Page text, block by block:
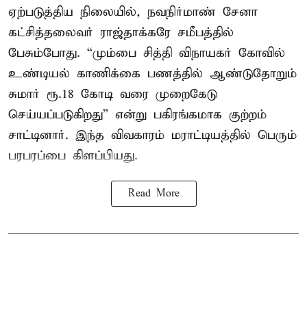
ஏற்படுத்திய நிலையில், நவநிர்மாண் சேனா
கட்சித்தலைவர் ராஜ்தாக்கரே சமீபத்தில்
பேசும்போது. “மும்பை சித்தி விநாயகர் கோவில்
உண்டியல் காணிக்கை பணத்தில் ஆண்டுதோறும்
சுமார் ரூ.18 கோடி வரை முறைகேடு
செய்யப்படுகிறது” என்று பகிரங்கமாக குற்றம்
சாட்டினார். இந்த விவகாரம் மராட்டியத்தில் பெரும்
பரபரப்பை கிளப்பியது.
Read More